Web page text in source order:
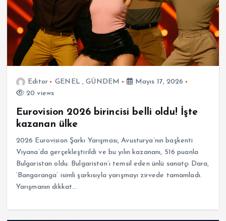
Editor GENEL,GÜNDEM
Mayıs 17, 2026
20 views
Eurovision 2026 birincisi belli oldu! İşte
kazanan ülke
2026 Eurovision Şarkı Yarışması, Avusturya’nın başkenti
Viyana’da gerçekleştirildi ve bu yılın kazananı, 516 puanla
Bulgaristan oldu. Bulgaristan’ı temsil eden ünlü sanatçı Dara,
‘Bangaranga’ isimli şarkısıyla yarışmayı zirvede tamamladı.
Yarışmanın dikkat…